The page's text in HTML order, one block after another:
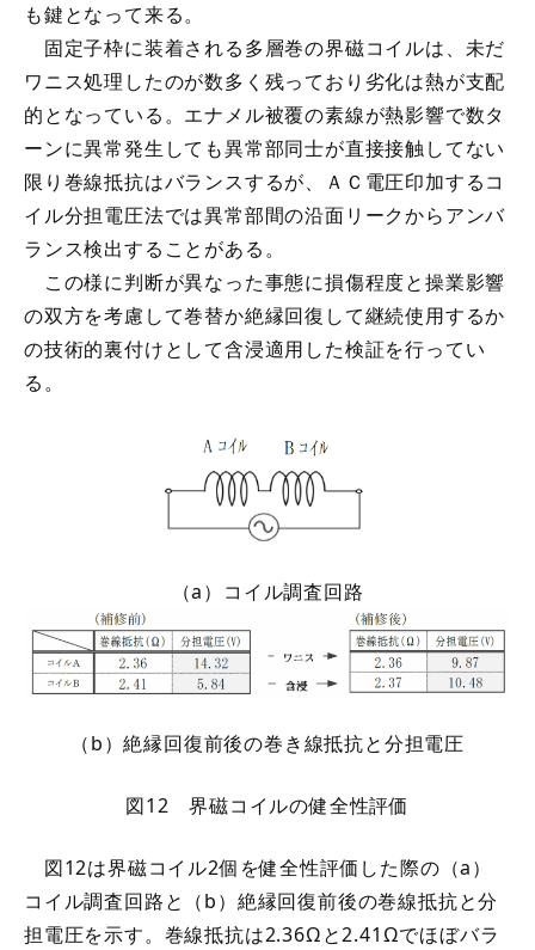
も鍵となって来る。
固定子枠に装着される多層巻の界磁コイルは、未だ
ワニス処理したのが数多く残っており劣化は熱が支配
的となっている。エナメル被覆の素線が熱影響で数タ
ーンに異常発生しても異常部同士が直接接触してない
限り巻線抵抗はバランスするが、ＡＣ電圧印加するコ
イル分担電圧法では異常部間の沿面リークからアンバ
ランス検出することがある。
この様に判断が異なった事態に損傷程度と操業影響
の双方を考慮して巻替か絶縁回復して継続使用するか
の技術的裏付けとして含浸適用した検証を行ってい
る。
（a）コイル調査回路
（b）絶縁回復前後の巻き線抵抗と分担電圧
図12 界磁コイルの健全性評価
図12は界磁コイル2個を健全性評価した際の（a）
コイル調査回路と（b）絶縁回復前後の巻線抵抗と分
担電圧を示す。巻線抵抗は2.36Ωと2.41Ωでほぼバラ